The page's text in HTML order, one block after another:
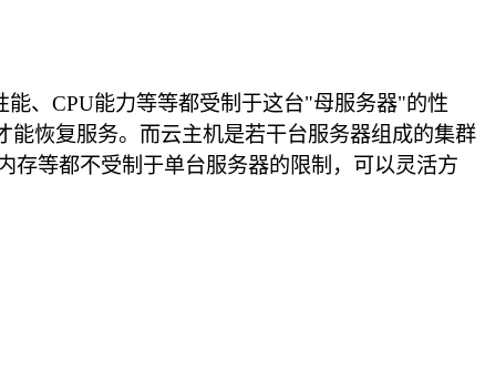
、CPU能力等等都受制于这台"母服务器"的性
恢复服务。而云主机是若干台服务器组成的集群
存等都不受制于单台服务器的限制，可以灵活方